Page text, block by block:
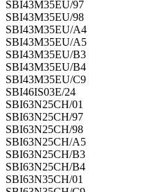
SBI43M35EU/97
SBI43M35EU/98
SBI43M35EU/A4
SBI43M35EU/A5
SBI43M35EU/B3
SBI43M35EU/B4
SBI43M35EU/C9
SBI46IS03E/24
SBI63N25CH/01
SBI63N25CH/97
SBI63N25CH/98
SBI63N25CH/A5
SBI63N25CH/B3
SBI63N25CH/B4
SBI63N35CH/01